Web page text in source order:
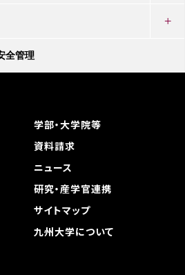
全管理
学部・大学院等
資料請求
ニュース
研究・産学官連携
サイトマップ
九州大学について